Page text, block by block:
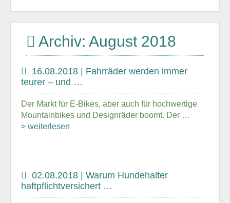
Archiv: August 2018
16.08.2018 | Fahrräder werden immer
teurer – und …
Der Markt für E-Bikes, aber auch für hochwertige
Mountainbikes und Designräder boomt. Der …
> weiterlesen
02.08.2018 | Warum Hundehalter
haftpflichtversichert …